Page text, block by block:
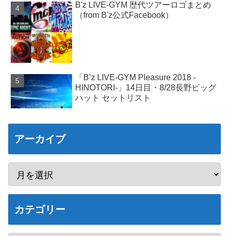
B'z LIVE-GYM 歴代ツアーロゴまとめ
（from B'z公式Facebook）
「B’z LIVE-GYM Pleasure 2018 -
HINOTORI-」14日目・8/28長野ビッグ
ハット セットリスト
アーカイブ
カテゴリー